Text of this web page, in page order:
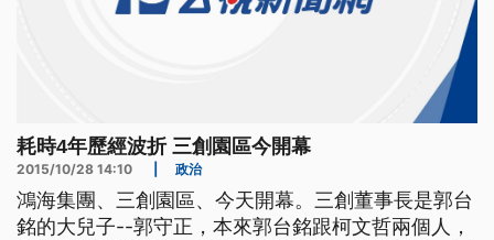
耗時4年歷經波折 三創園區今開幕
2015/10/28 14:10 政治
鴻海集團、三創園區、今天開幕。三創董事長是郭台
銘的大兒子--郭守正，本來郭台銘跟柯文哲兩個人，